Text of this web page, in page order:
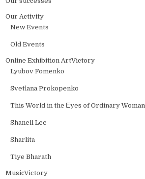
Our Activity
New Events
Old Events
Online Exhibition ArtVictory
Lyubov Fomenko
Svetlana Prokopenko
This World in the Еyes of Ordinary Woman
Shanell Lee
Sharlita
Tiye Bharath
MusicVictory